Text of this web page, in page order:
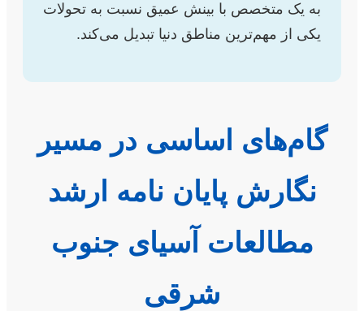
به یک متخصص با بینش عمیق نسبت به تحولات
یکی از مهم‌ترین مناطق دنیا تبدیل می‌کند.
گام‌های اساسی در مسیر
نگارش پایان نامه ارشد
مطالعات آسیای جنوب
شرقی